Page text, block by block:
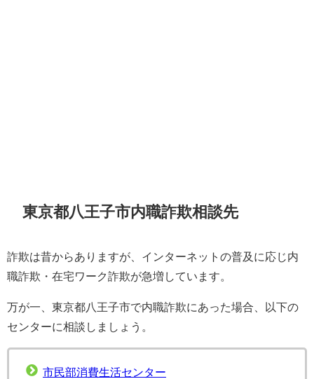
東京都八王子市内職詐欺相談先
詐欺は昔からありますが、インターネットの普及に応じ内
職詐欺・在宅ワーク詐欺が急増しています。
万が一、東京都八王子市で内職詐欺にあった場合、以下の
センターに相談しましょう。
市民部消費生活センター